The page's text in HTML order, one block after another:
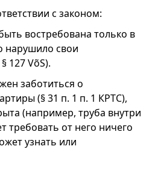
с законом:
востребована только в
нарушило свои
127 VõS).
заботиться о
(§ 31 п. 1 п. 1 КРТС),
(например, труба внутри
требовать от него ничего
узнать или